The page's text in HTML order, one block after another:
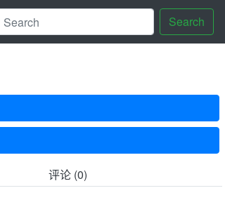
Search
评论 (0)